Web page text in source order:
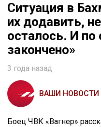
Ситуация в
их додавить,
осталось. И по
закончено»
3 года назад
ВАШИ НОВОСТИ
Боец ЧВК «Вагнер»